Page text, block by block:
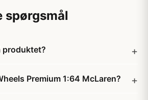
spørgsmål
produktet?
Premium 1:64 McLaren?